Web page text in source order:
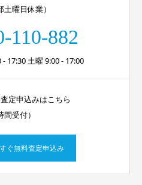
土曜日休業）
110-882
17:30 土曜 9:00 - 17:00
定申込みはこちら
間受付）
ぐ無料査定申込み